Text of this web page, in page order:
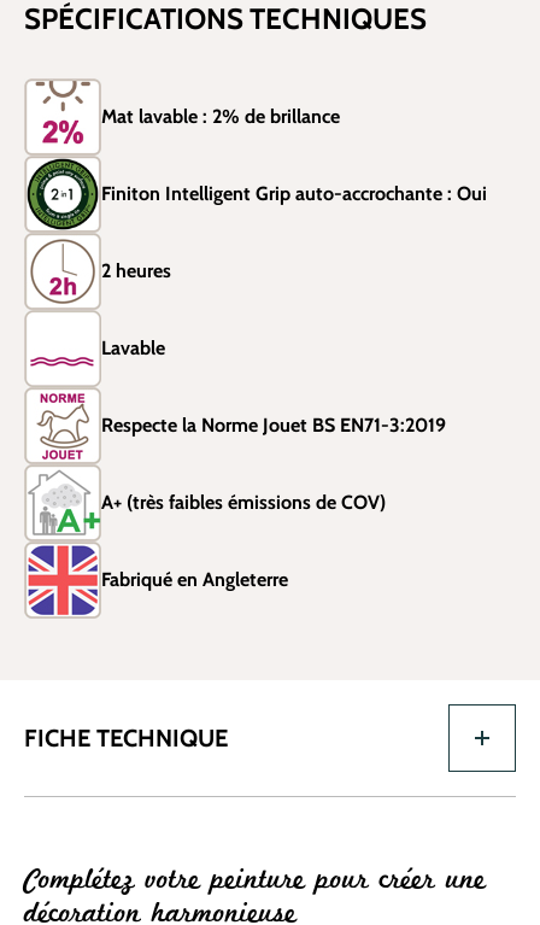
SPÉCIFICATIONS TECHNIQUES
Mat lavable : 2% de brillance
Finiton Intelligent Grip auto-accrochante : Oui
2 heures
Lavable
Respecte la Norme Jouet BS EN71-3:2019
A+ (très faibles émissions de COV)
Fabriqué en Angleterre
FICHE TECHNIQUE
Complétez votre peinture pour créer une
décoration harmonieuse